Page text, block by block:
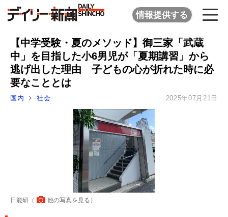
情報提供する
【中学受験・夏のメソッド】御三家「武蔵
中」を目指した小6男児が「夏期講習」から
逃げ出した理由 子どもの心が折れた時に必
要なこととは
国内 社会 2025年07月21日
日能研（ 他の写真を見る ）